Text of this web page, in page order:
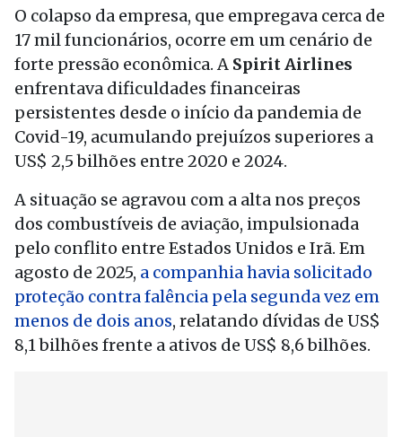
O colapso da empresa, que empregava cerca de
17 mil funcionários, ocorre em um cenário de
forte pressão econômica. A Spirit Airlines
enfrentava dificuldades financeiras
persistentes desde o início da pandemia de
Covid-19, acumulando prejuízos superiores a
US$ 2,5 bilhões entre 2020 e 2024.
A situação se agravou com a alta nos preços
dos combustíveis de aviação, impulsionada
pelo conflito entre Estados Unidos e Irã. Em
agosto de 2025, a companhia havia solicitado
proteção contra falência pela segunda vez em
menos de dois anos, relatando dívidas de US$
8,1 bilhões frente a ativos de US$ 8,6 bilhões.